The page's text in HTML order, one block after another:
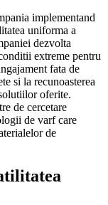
implementand
uniforma a
dezvolta
extreme pentru
fata de
si la recunoasterea
oferite.
de cercetare
de varf care
de